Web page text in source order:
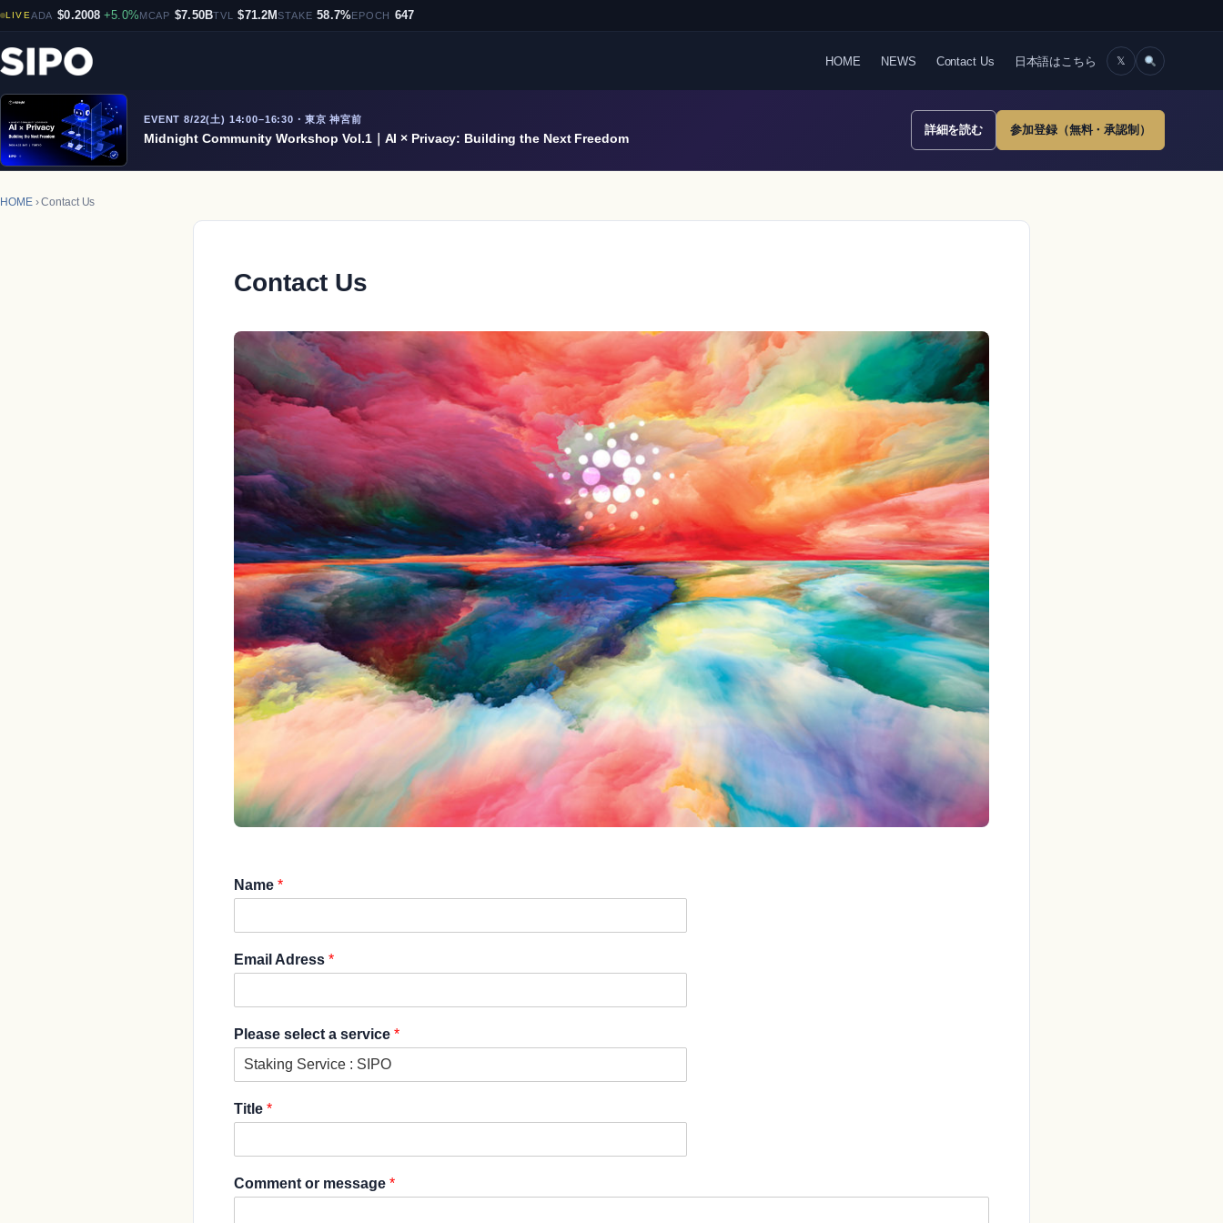
LIVEADA $0.2008 +5.0%MCAP $7.50BTVL $71.2MSTAKE 58.7%EPOCH 647
HOME NEWS Contact Us 日本語はこちら 𝕏
EVENT 8/22(土) 14:00–16:30・東京 神宮前
Midnight Community Workshop Vol.1｜AI × Privacy: Building the Next Freedom
詳細を読む 参加登録（無料・承認制）
HOME› Contact Us
Contact Us
Name *
Email Adress *
Please select a service *
Title *
Comment or message *